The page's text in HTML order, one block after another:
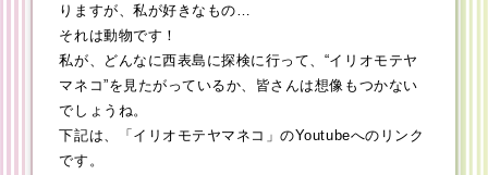
りますが、私が好きなもの…
それは動物です！
私が、どんなに西表島に探検に行って、“イリオモテヤ
マネコ”を見たがっているか、皆さんは想像もつかない
でしょうね。
下記は、「イリオモテヤマネコ」のYoutubeへのリンク
です。